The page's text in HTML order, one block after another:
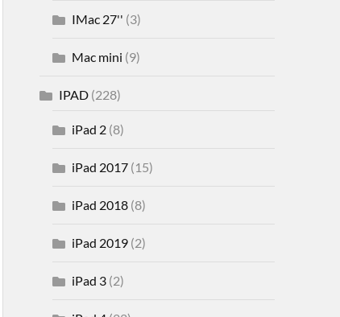
IMac 27'' (3)
Mac mini (9)
IPAD(228)
iPad 2(8)
iPad 2017(15)
iPad 2018(8)
iPad 2019(2)
iPad 3(2)